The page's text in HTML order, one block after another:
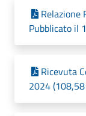
Pubblicato il
Ricevuta
2024